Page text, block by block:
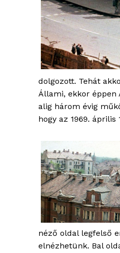
dolgozott. Tehát
Állami, ekkor éppen
alig három évig
hogy az 1969.
néző oldal legfelső
elnézhetünk. Bal